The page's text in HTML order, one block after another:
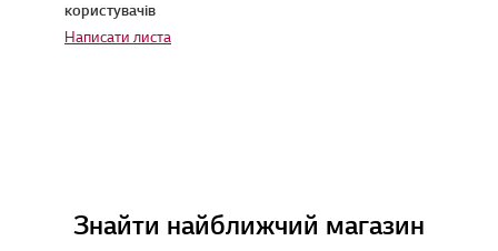
користувачів
Написати листа
Знайти найближчий магазин